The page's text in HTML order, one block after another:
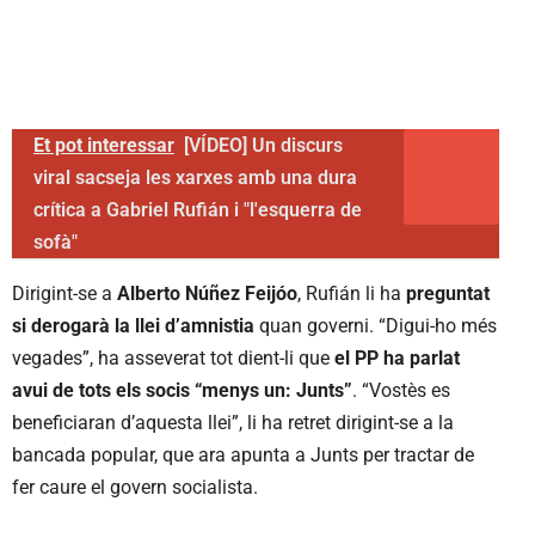
Et pot interessar [VÍDEO] Un discurs
viral sacseja les xarxes amb una dura
crítica a Gabriel Rufián i "l'esquerra de
sofà"
Dirigint-se a Alberto Núñez Feijóo, Rufián li ha preguntat
si derogarà la llei d’amnistia quan governi. “Digui-ho més
vegades”, ha asseverat tot dient-li que el PP ha parlat
avui de tots els socis “menys un: Junts”. “Vostès es
beneficiaran d’aquesta llei”, li ha retret dirigint-se a la
bancada popular, que ara apunta a Junts per tractar de
fer caure el govern socialista.